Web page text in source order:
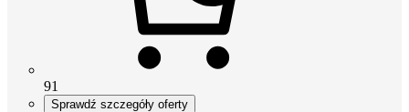
91
Sprawdź szczegóły oferty